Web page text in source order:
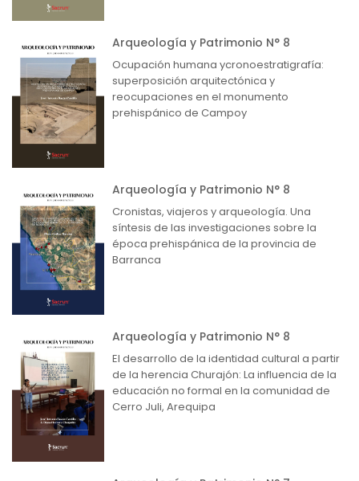
Arqueología y Patrimonio N° 8
Ocupación humana ycronoestratigrafía:
superposición arquitectónica y
reocupaciones en el monumento
prehispánico de Campoy
Arqueología y Patrimonio N° 8
Cronistas, viajeros y arqueología. Una
síntesis de las investigaciones sobre la
época prehispánica de la provincia de
Barranca
Arqueología y Patrimonio N° 8
El desarrollo de la identidad cultural a partir
de la herencia Churajón: La influencia de la
educación no formal en la comunidad de
Cerro Juli, Arequipa